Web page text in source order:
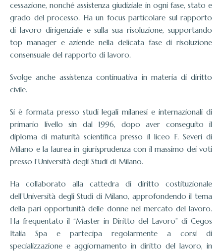
cessazione, nonché assistenza giudiziale in ogni fase, stato e
grado del processo. Ha un focus particolare sul rapporto
di lavoro dirigenziale e sulla sua risoluzione, supportando
top manager e aziende nella delicata fase di risoluzione
consensuale del rapporto di lavoro.
Svolge anche assistenza continuativa in materia di diritto
civile.
Si è formata presso studi legali milanesi e internazionali di
primario livello sin dal 1996, dopo aver conseguito il
diploma di maturità scientifica presso il liceo F. Severi di
Milano e la laurea in giurisprudenza con il massimo dei voti
presso l’Università degli Studi di Milano.
Ha collaborato alla cattedra di diritto costituzionale
dell’Università degli Studi di Milano, approfondendo il tema
della pari opportunità delle donne nel mercato del lavoro.
Ha frequentato il “Master in Diritto del Lavoro” di Cegos
Italia Spa e partecipa regolarmente a corsi di
specializzazione e aggiornamento in diritto del lavoro, in